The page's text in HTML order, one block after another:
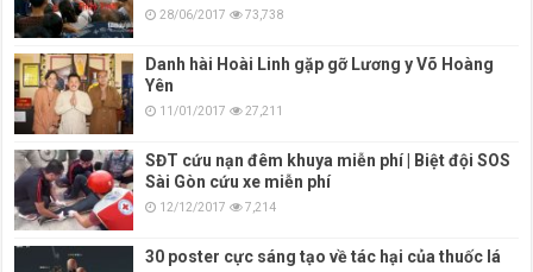
28/06/2017 73,738
Danh hài Hoài Linh gặp gỡ Lương y Võ Hoàng
Yên
11/01/2017 27,211
SĐT cứu nạn đêm khuya miễn phí | Biệt đội SOS
Sài Gòn cứu xe miễn phí
12/12/2017 7,214
30 poster cực sáng tạo về tác hại của thuốc lá